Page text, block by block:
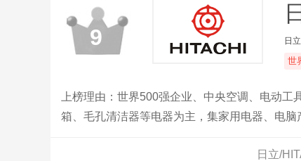
9 日
世
上榜理由：世界500强企业、中央空调、电动
箱、毛孔清洁器等电器为主，集家用电器、电
日立/